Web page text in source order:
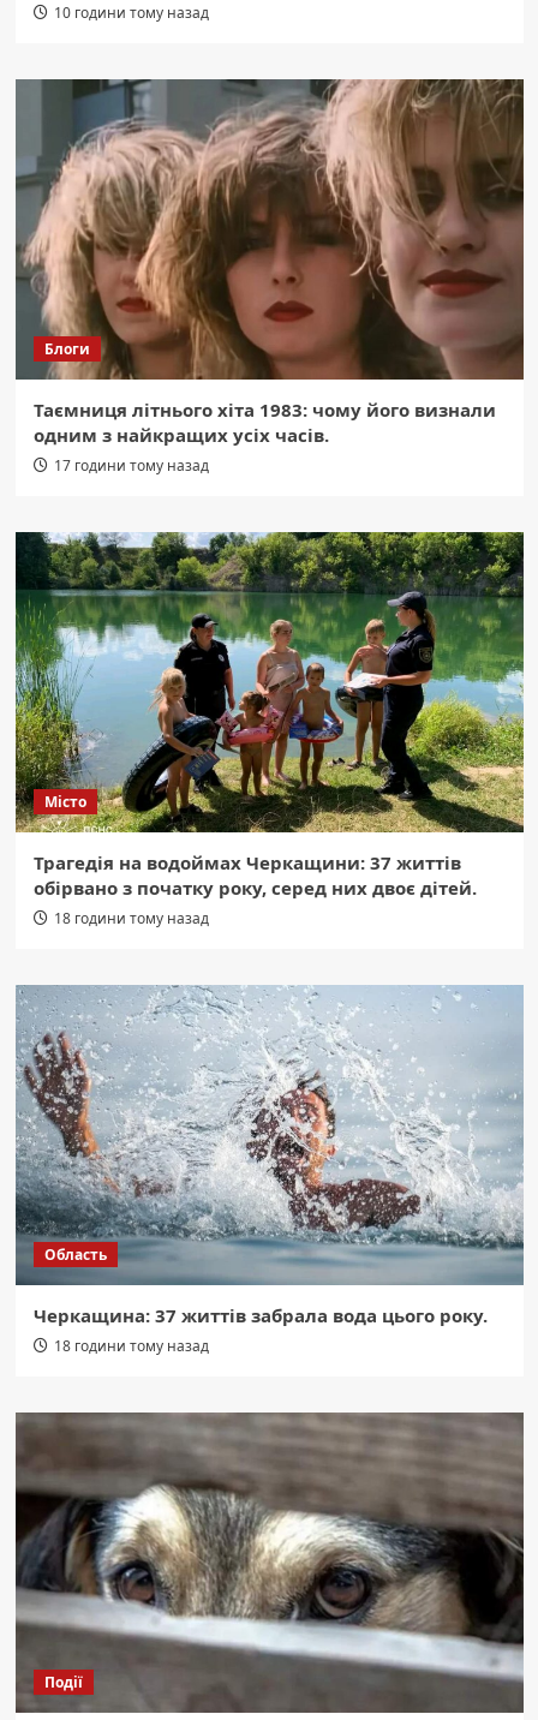
10 години тому назад
Блоги
Таємниця літнього хіта 1983: чому його визнали
одним з найкращих усіх часів.
17 години тому назад
Місто
Трагедія на водоймах Черкащини: 37 життів
обірвано з початку року, серед них двоє дітей.
18 години тому назад
Область
Черкащина: 37 життів забрала вода цього року.
18 години тому назад
Події